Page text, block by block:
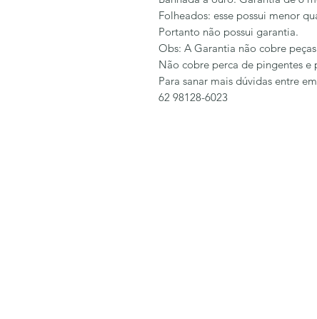
Folheados: esse possui menor
Portanto não possui garantia.
Obs: A Garantia não cobre
Não cobre perca de pingentes e
Para sanar mais dúvidas entre
62 98128-6023